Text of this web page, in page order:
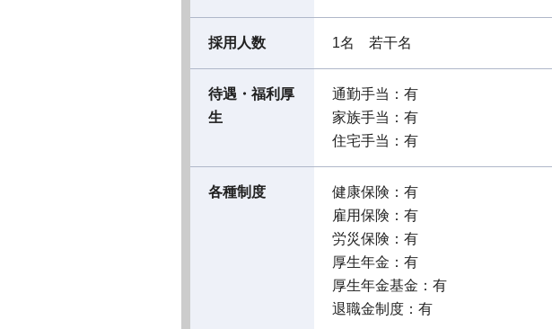
採用人数 1名 若干名
待遇・福利厚
生
通勤手当：有
家族手当：有
住宅手当：有
各種制度
健康保険：有
雇用保険：有
労災保険：有
厚生年金：有
厚生年金基金：有
退職金制度：有